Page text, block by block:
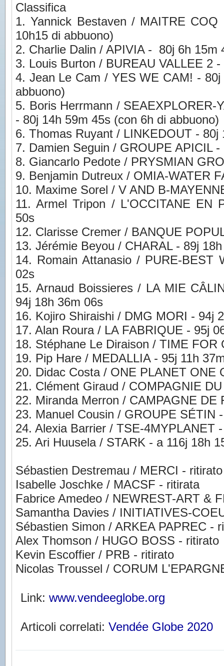
Classifica
1. Yannick Bestaven / MAITRE
10h15 di abbuono)
2. Charlie Dalin / APIVIA - 80j 6h 15m
3. Louis Burton / BUREAU VALLEE 2
4. Jean Le Cam / YES WE CAM! -
abbuono)
5. Boris Herrmann / SEAEXPLORER-
- 80j 14h 59m 45s (con 6h di abbuono)
6. Thomas Ruyant / LINKEDOUT - 80j
7. Damien Seguin / GROUPE APICIL
8. Giancarlo Pedote / PRYSMIAN
9. Benjamin Dutreux / OMIA-WATER
10. Maxime Sorel / V AND B-
11. Armel Tripon / L'OCCITANE EN
50s
12. Clarisse Cremer / BANQUE
13. Jérémie Beyou / CHARAL - 89j
14. Romain Attanasio / PURE-BEST
02s
15. Arnaud Boissieres / LA MIE
94j 18h 36m 06s
16. Kojiro Shiraishi / DMG MORI - 94j
17. Alan Roura / LA FABRIQUE - 95j
18. Stéphane Le Diraison / TIME FOR
19. Pip Hare / MEDALLIA - 95j 11h
20. Didac Costa / ONE PLANET ONE
21. Clément Giraud / COMPAGNIE
22. Miranda Merron / CAMPAGNE DE
23. Manuel Cousin / GROUPE SÉTIN
24. Alexia Barrier / TSE-4MYPLANET
25. Ari Huusela / STARK - a 116j 18h
Sébastien Destremau / MERCI - ritirato
Isabelle Joschke / MACSF - ritirata
Fabrice Amedeo / NEWREST-ART &
Samantha Davies / INITIATIVES-
Sébastien Simon / ARKEA PAPREC -
Alex Thomson / HUGO BOSS - ritirato
Kevin Escoffier / PRB - ritirato
Nicolas Troussel / CORUM
Link: www.vendeeglobe.org
Articoli correlati: Vendée Globe 2020